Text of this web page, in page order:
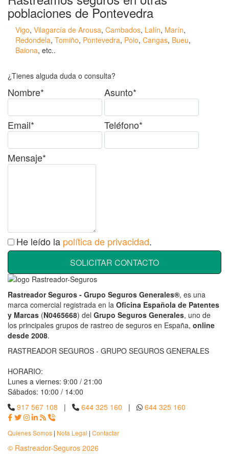
poblaciones de Pontevedra
Vigo, Vilagarcía de Arousa, Cambados, Lalín, Marín,
Redondela, Tomiño, Pontevedra, Poio, Cangas, Bueu,
Baiona, etc..
¿Tienes alguda duda o consulta?
Nombre* Asunto*
Email* Teléfono*
Mensaje*
He leído la política de privacidad.
SOLICITAR CONTACTO
Rastreador Seguros - Grupo Seguros Generales®, es una
marca comercial registrada en la Oficina Española de Patentes
y Marcas (N0465668) del Grupo Seguros Generales, uno de
los principales grupos de rastreo de seguros en España, online
desde 2008.
RASTREADOR SEGUROS - GRUPO SEGUROS GENERALES
HORARIO:
Lunes a viernes: 9:00 / 21:00
Sábados: 10:00 / 14:00
917 567 108 | 644 325 160 | 644 325 160
Quienes Somos | Nota Legal | Contactar
© Rastreador-Seguros 2026